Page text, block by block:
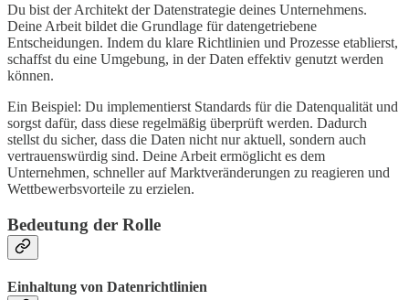
Du bist der Architekt der Datenstrategie deines Unternehmens.
Deine Arbeit bildet die Grundlage für datengetriebene
Entscheidungen. Indem du klare Richtlinien und Prozesse etablierst,
schaffst du eine Umgebung, in der Daten effektiv genutzt werden
können.
Ein Beispiel: Du implementierst Standards für die Datenqualität und
sorgst dafür, dass diese regelmäßig überprüft werden. Dadurch
stellst du sicher, dass die Daten nicht nur aktuell, sondern auch
vertrauenswürdig sind. Deine Arbeit ermöglicht es dem
Unternehmen, schneller auf Marktveränderungen zu reagieren und
Wettbewerbsvorteile zu erzielen.
Bedeutung der Rolle
Einhaltung von Datenrichtlinien